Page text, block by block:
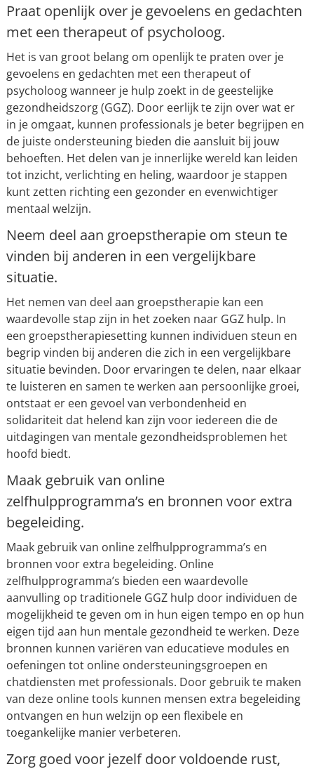
Praat openlijk over je gevoelens en gedachten
met een therapeut of psycholoog.
Het is van groot belang om openlijk te praten over je
gevoelens en gedachten met een therapeut of
psycholoog wanneer je hulp zoekt in de geestelijke
gezondheidszorg (GGZ). Door eerlijk te zijn over wat er
in je omgaat, kunnen professionals je beter begrijpen en
de juiste ondersteuning bieden die aansluit bij jouw
behoeften. Het delen van je innerlijke wereld kan leiden
tot inzicht, verlichting en heling, waardoor je stappen
kunt zetten richting een gezonder en evenwichtiger
mentaal welzijn.
Neem deel aan groepstherapie om steun te
vinden bij anderen in een vergelijkbare
situatie.
Het nemen van deel aan groepstherapie kan een
waardevolle stap zijn in het zoeken naar GGZ hulp. In
een groepstherapiesetting kunnen individuen steun en
begrip vinden bij anderen die zich in een vergelijkbare
situatie bevinden. Door ervaringen te delen, naar elkaar
te luisteren en samen te werken aan persoonlijke groei,
ontstaat er een gevoel van verbondenheid en
solidariteit dat helend kan zijn voor iedereen die de
uitdagingen van mentale gezondheidsproblemen het
hoofd biedt.
Maak gebruik van online
zelfhulpprogramma’s en bronnen voor extra
begeleiding.
Maak gebruik van online zelfhulpprogramma’s en
bronnen voor extra begeleiding. Online
zelfhulpprogramma’s bieden een waardevolle
aanvulling op traditionele GGZ hulp door individuen de
mogelijkheid te geven om in hun eigen tempo en op hun
eigen tijd aan hun mentale gezondheid te werken. Deze
bronnen kunnen variëren van educatieve modules en
oefeningen tot online ondersteuningsgroepen en
chatdiensten met professionals. Door gebruik te maken
van deze online tools kunnen mensen extra begeleiding
ontvangen en hun welzijn op een flexibele en
toegankelijke manier verbeteren.
Zorg goed voor jezelf door voldoende rust,